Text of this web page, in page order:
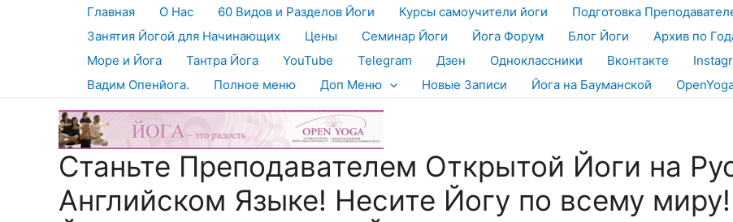
Главная О Нас 60 Видов и Разделов Йоги Курсы самоучители йоги
Подготовка
Занятия Йогой для Начинающих
Цены Семинар Йоги Йога Форум Блог Йоги Архив по
Море и Йога
Тантра Йога YouTube Telegram Дзен Одноклассники Вконтакте
Вадим Опенйога.
Полное меню Доп Меню Новые Записи Йога на Бауманской
Станьте Преподавателем Открытой Йоги на
Английском Языке! Несите Йогу по всему